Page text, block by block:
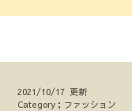
2021/10/17 更新
Category；ファッション